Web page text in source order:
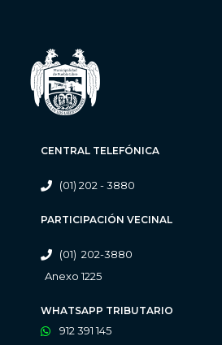
CENTRAL TELEFÓNICA
(01) 202 - 3880
PARTICIPACIÓN VECINAL
(01) 202-3880
Anexo 1225
WHATSAPP TRIBUTARIO
912 391 145